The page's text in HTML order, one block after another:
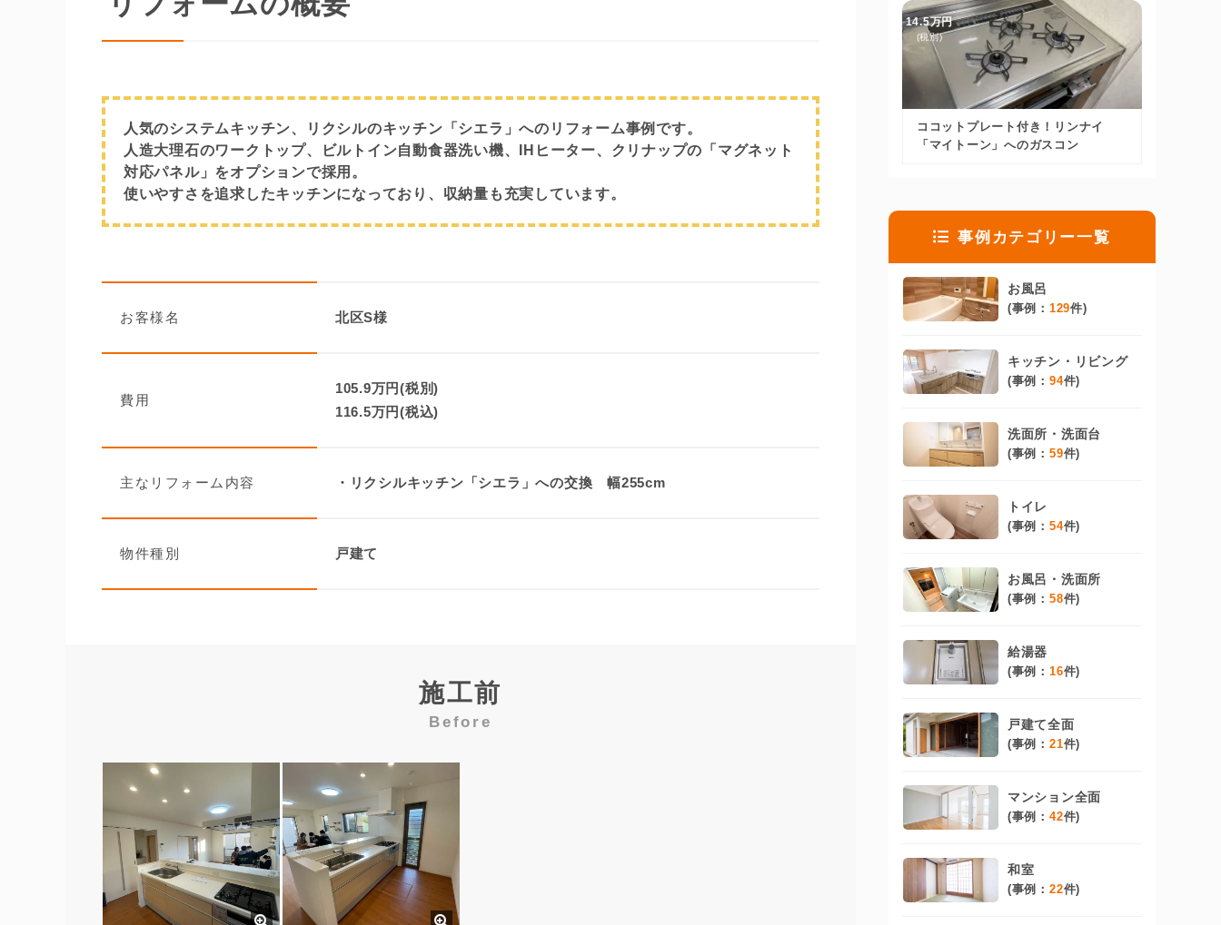
人気のシステムキッチン、リクシルのキッチン「シエラ」へのリフォーム事例です。
人造大理石のワークトップ、ビルトイン自動食器洗い機、IHヒーター、クリナップの「マグネット
対応パネル」をオプションで採用。
使いやすさを追求したキッチンになっており、収納量も充実しています。
お客様名 北区S様
費用
105.9万円(税別)
116.5万円(税込)
主なリフォーム内容 ・リクシルキッチン「シエラ」への交換 幅255cm
物件種別 戸建て
施工前
Before
14.5万円
(税別)
ココットプレート付き！リンナイ
「マイトーン」へのガスコン
事例カテゴリー一覧
お風呂
(事例： 129件)
キッチン・リビング
(事例： 94件)
洗面所・洗面台
(事例： 59件)
トイレ
(事例： 54件)
お風呂・洗面所
(事例： 58件)
給湯器
(事例： 16件)
戸建て全面
(事例： 21件)
マンション全面
(事例： 42件)
和室
(事例： 22件)